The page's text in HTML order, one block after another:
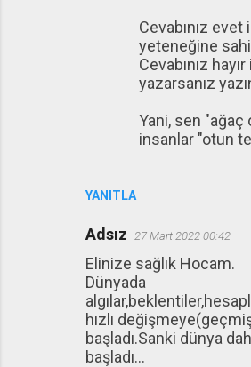
YANITLA
Cevabınız
yeteneğine
Cevabınız
yazarsanız
Yani, sen "ağaç
insanlar "otun
Adsız 27 Mart 2022 00:42
Elinize sağlık Hocam.
Dünyada
hızlı
başladı.Sanki dünya
başladı…